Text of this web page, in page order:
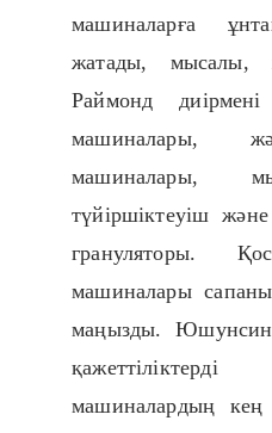
машиналарға
жатады, мысалы,
Раймонд
машиналары,
машиналары,
түйіршіктеуіш
грануляторы.
машиналары
маңызды. Юшунсин
машиналардың кең